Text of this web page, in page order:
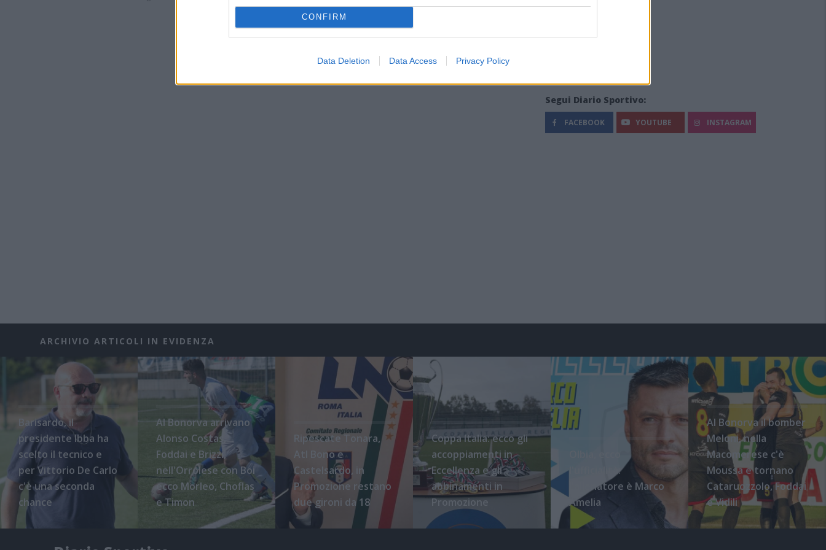
CONFIRM
Data Deletion Data Access Privacy Policy
Segui Diario Sportivo:
FACEBOOK YOUTUBE INSTAGRAM
ARCHIVIO ARTICOLI IN EVIDENZA
Barisardo, il
presidente Ibba ha
scelto il tecnico e
per Vittorio De Carlo
c'è una seconda
chance
Al Bonorva arrivano
Alonso Costas,
Foddai e Brizzi,
nell'Orrolese con Boi
ecco Morleo, Choflas
e Timon
Ripescate Tonara,
Atl Bono e
Castelsardo, in
Promozione restano
due gironi da 18
Coppa Italia: ecco gli
accoppiamenti in
Eccellenza e gli
abbinamenti in
Promozione
l'ufficialità:
l'allenatore è Marco
Amelia
Al Bonorva il bomber
Meloni, nella
Macomerese c'è
Moussa e tornano
Cataruozzolo, Foddai
e Vidili